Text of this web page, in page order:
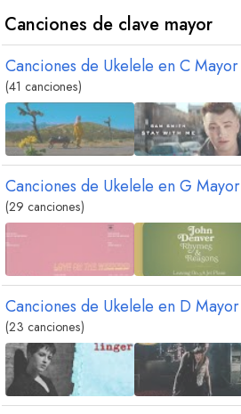
Canciones de clave mayor
Canciones de Ukelele enCMayor
(41 canciones)
Canciones de Ukelele enG Mayor
(29 canciones)
Canciones de Ukelele en D Mayor
(23 canciones)